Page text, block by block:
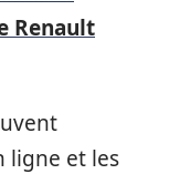
Renault
ligne et les